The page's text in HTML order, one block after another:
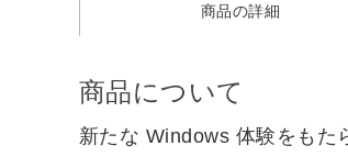
商品の詳細
商品について
新たな Windows 体験をもた